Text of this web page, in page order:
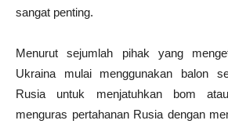
sangat penting.
Menurut sejumlah pihak yang
Ukraina mulai menggunakan balon
Rusia untuk menjatuhkan bom
menguras pertahanan Rusia dengan